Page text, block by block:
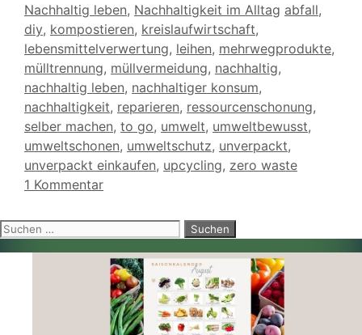
Kategorien
Nachhaltig leben, Nachhaltigkeit im Alltag abfall,
diy, kompostieren, kreislaufwirtschaft,
lebensmittelverwertung, leihen, mehrwegprodukte,
mülltrennung, müllvermeidung, nachhaltig,
nachhaltig leben, nachhaltiger konsum,
nachhaltigkeit, reparieren, ressourcenschonung,
selber machen, to go, umwelt, umweltbewusst,
umweltschonen, umweltschutz, unverpackt,
unverpackt einkaufen, upcycling, zero waste
1 Kommentar
Suchen